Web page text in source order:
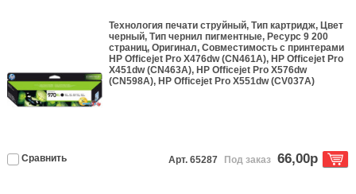
Технология печатиструйный, Типкартридж, Цвет
черный, Тип чернилпигментные, Ресурс9 200
страниц,Оригинал, Совместимость с принтерами
HP Officejet Pro X476dw (CN461A), HP Officejet Pro
X451dw (CN463A), HP Officejet Pro X576dw
(CN598A), HP Officejet Pro X551dw (CV037A)
Сравнить Арт. 65287 Под заказ 66,00р